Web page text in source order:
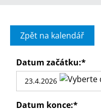
Zpět na kalendář
Datum začátku:*
Datum konce:*